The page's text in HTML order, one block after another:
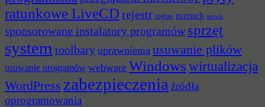
ratunkowe LiveCD rejestr rogue rozruch serwis
sponsorowane instalatory programów sprzęt
system toolbary uprawnienia usuwanie plików
usuwanie programów webware Windowswirtualizacja
WordPress zabezpieczenia źródła
oprogramowania